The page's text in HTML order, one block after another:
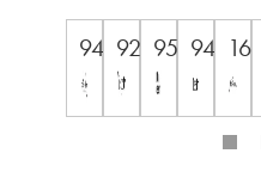
94 92 95 94